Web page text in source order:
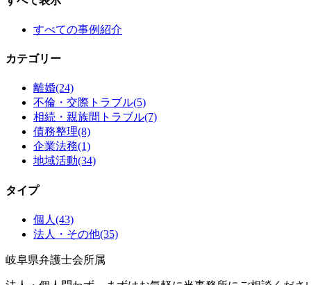
ペ
ジ
すべての事例紹介
カテゴリー
離婚(24)
不倫・交際トラブル(5)
相続・親族間トラブル(7)
債務整理(8)
企業法務(1)
地域活動(34)
タイプ
個人 (43)
法人・その他(35)
岐阜県弁護士会所属